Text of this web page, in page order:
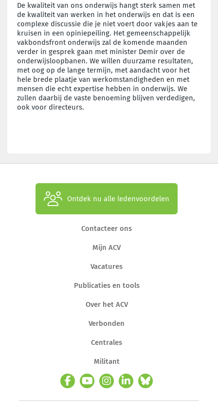
De kwaliteit van ons onderwijs hangt sterk samen met
de kwaliteit van werken in het onderwijs en dat is een
complexe discussie die je niet voert door vakjes aan te
kruisen in een opiniepeiling. Het gemeenschappelijk
vakbondsfront onderwijs zal de komende maanden
verder in gesprek gaan met minister Demir over de
onderwijsloopbanen. We willen duurzame resultaten,
met oog op de lange termijn, met aandacht voor het
hele brede plaatje van werkomstandigheden en met
mensen die echt expertise hebben in onderwijs. We
zullen daarbij de vaste benoeming blijven verdedigen,
ook voor directeurs.
Ontdek nu alle ledenvoordelen
Contacteer ons
Mijn ACV
Vacatures
Publicaties en tools
Over het ACV
Verbonden
Centrales
Militant